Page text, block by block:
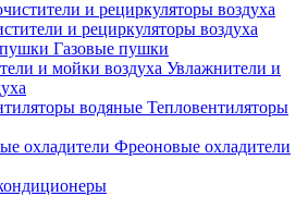
и рециркуляторы воздуха
Газовые пушки
Увлажнители и
Тепловентиляторы
Фреоновые охладители